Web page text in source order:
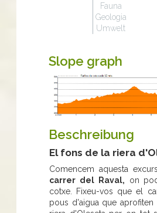
Fauna
Geologia
Umwelt
Slope graph
Beschreibung
El fons de la riera
Comencem aquesta
carrer del Raval, on
cotxe. Fixeu-vos que el
pous d'aigua que